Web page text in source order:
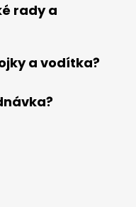
rady a
a vodítka?